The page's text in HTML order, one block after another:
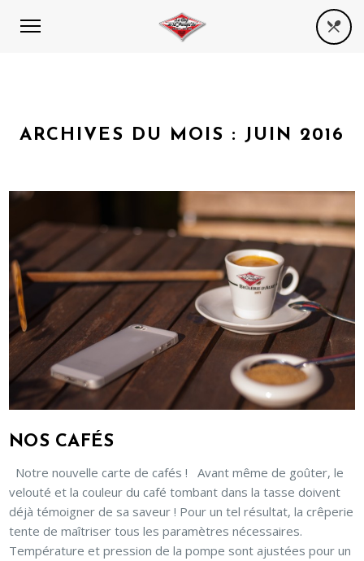
ARCHIVES DU MOIS : JUIN 2016
NOS CAFÉS
Notre nouvelle carte de cafés ! Avant même de goûter, le
velouté et la couleur du café tombant dans la tasse doivent
déjà témoigner de sa saveur ! Pour un tel résultat, la crêperie
tente de maîtriser tous les paramètres nécessaires.
Température et pression de la pompe sont ajustées pour un